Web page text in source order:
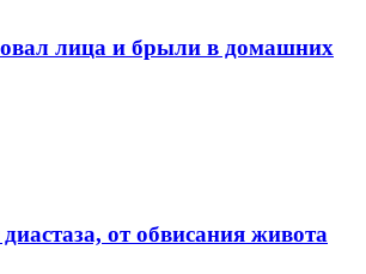
лица и брыли в домашних
от обвисания живота